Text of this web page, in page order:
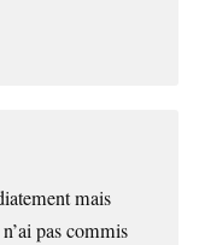
mais
pas commis